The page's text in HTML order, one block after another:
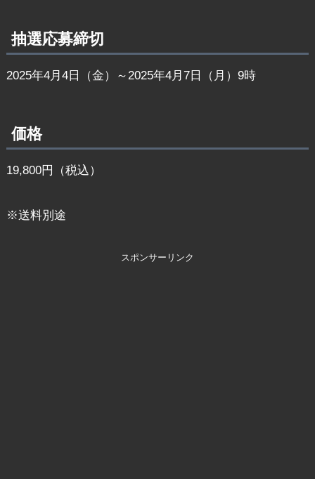
抽選応募締切
2025年4月4日（金）～2025年4月7日（月）9時
価格
19,800円（税込）
※送料別途
スポンサーリンク